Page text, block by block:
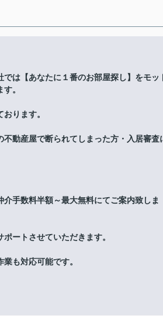
は【あなたに１番のお部屋探し】をモッ
。
ります。
動産屋で断られてしまった方・入居審査
手数料半額～最大無料にてご案内致しま
ートさせていただきます。
も対応可能です。